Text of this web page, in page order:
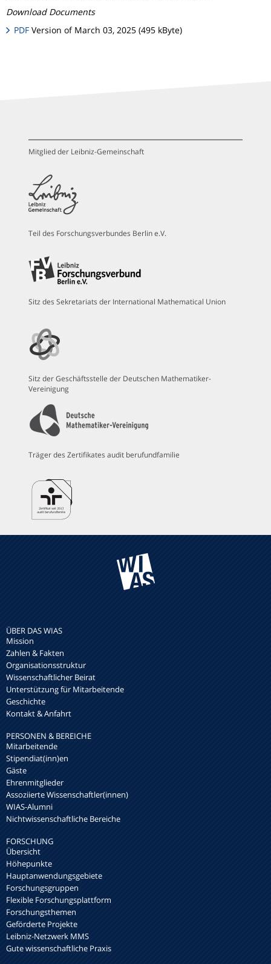
Download Documents
PDF Version of March 03, 2025 (495 kByte)
Mitglied der Leibniz-Gemeinschaft
Teil des Forschungsverbundes Berlin e.V.
Sitz des Sekretariats der International Mathematical Union
Sitz der Geschäftsstelle der Deutschen Mathematiker-
Vereinigung
Träger des Zertifikates audit berufundfamilie
ÜBER DAS WIAS
Mission
Zahlen & Fakten
Organisationsstruktur
Wissenschaftlicher Beirat
Unterstützung für Mitarbeitende
Geschichte
Kontakt & Anfahrt
PERSONEN & BEREICHE
Mitarbeitende
Stipendiat(inn)en
Gäste
Ehrenmitglieder
Assoziierte Wissenschaftler(innen)
WIAS-Alumni
Nichtwissenschaftliche Bereiche
FORSCHUNG
Übersicht
Höhepunkte
Hauptanwendungsgebiete
Forschungsgruppen
Flexible Forschungsplattform
Forschungsthemen
Geförderte Projekte
Leibniz-Netzwerk MMS
Gute wissenschaftliche Praxis